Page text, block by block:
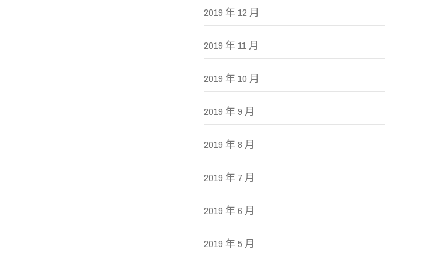
2019 年 12 月
2019 年 11 月
2019 年 10 月
2019 年 9 月
2019 年 8 月
2019 年 7 月
2019 年 6 月
2019 年 5 月